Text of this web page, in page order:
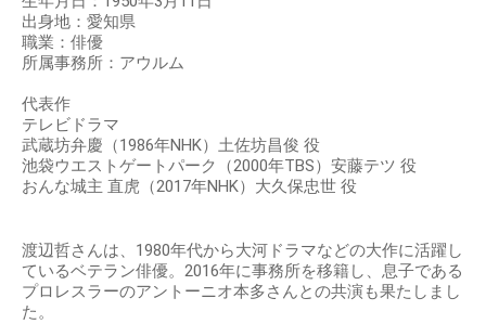
出身地：愛知県
職業：俳優
所属事務所：アウルム
代表作
テレビドラマ
武蔵坊弁慶（1986年NHK）土佐坊昌俊 役
池袋ウエストゲートパーク（2000年TBS）安藤テツ 役
おんな城主 直虎（2017年NHK）大久保忠世 役
渡辺哲さんは、1980年代から大河ドラマなどの大作に活躍し
ているベテラン俳優。2016年に事務所を移籍し、息子である
プロレスラーのアントーニオ本多さんとの共演も果たしまし
た。